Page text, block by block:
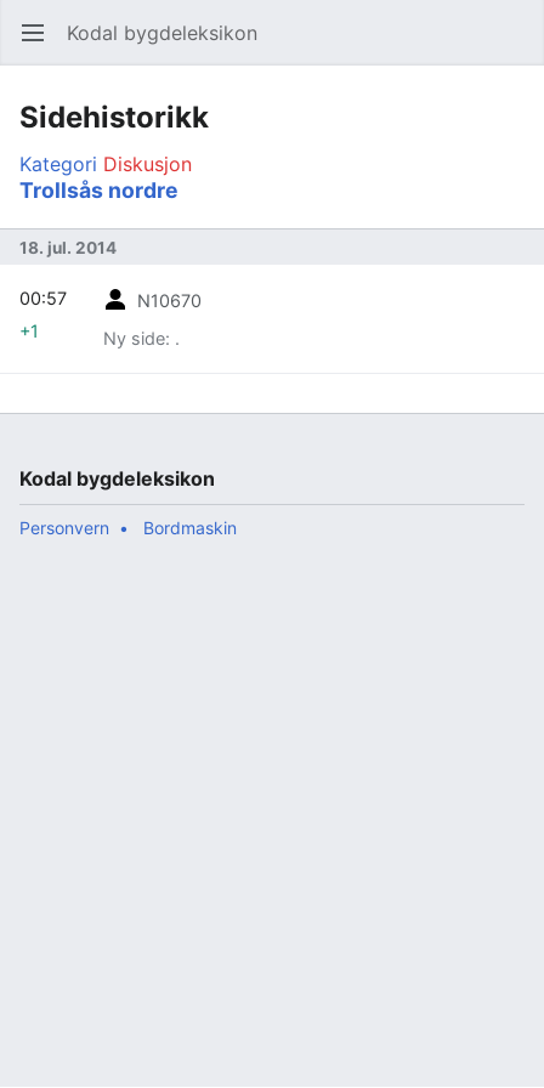
Åpne hovedmenyen Kodal bygdeleksikon
Sidehistorikk
Kategori Diskusjon
Trollsås nordre
18. jul. 2014
N10670
Ny side: .
00:57
+1
Kodal bygdeleksikon
Personvern Bordmaskin